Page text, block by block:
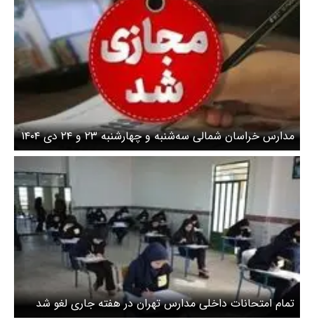
مدارس خراسان شمالی سه‌شنبه و چهارشنبه ۲۳ و ۲۴ دی ۱۴۰۴
تعطیل شد
تمام امتحانات داخلی مدارس تهران در هفته جاری لغو شد